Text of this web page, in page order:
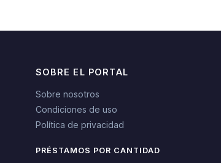
SOBRE EL PORTAL
Sobre nosotros
Condiciones de uso
Política de privacidad
PRÉSTAMOS POR CANTIDAD